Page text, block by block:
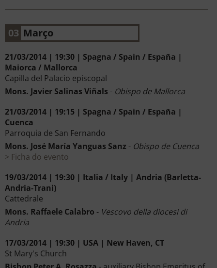
03 Março
21/03/2014 | 19:30 | Spagna / Spain / España |
Maiorca / Mallorca
Capilla del Palacio episcopal
Mons. Javier Salinas Viñals - Obispo de Mallorca
21/03/2014 | 19:15 | Spagna / Spain / España |
Cuenca
Parroquia de San Fernando
Mons. José María Yanguas Sanz - Obispo de Cuenca
Ficha do evento
19/03/2014 | 19:30 | Italia / Italy | Andria (Barletta-
Andria-Trani)
Cattedrale
Mons. Raffaele Calabro - Vescovo della diocesi di
Andria
17/03/2014 | 19:30 | USA | New Haven, CT
St Mary's Church